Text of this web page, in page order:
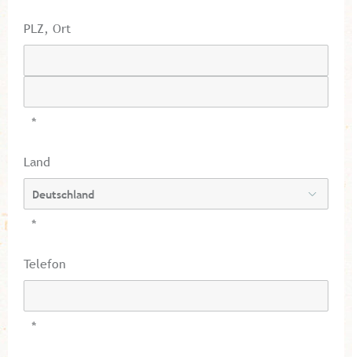
PLZ, Ort
*
Land
*
Telefon
*